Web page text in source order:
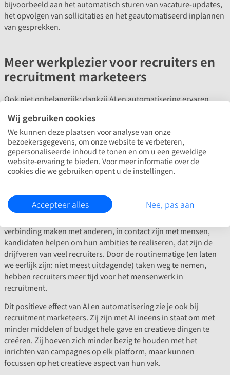
bijvoorbeeld aan het automatisch sturen van vacature-updates,
het opvolgen van sollicitaties en het geautomatiseerd inplannen
van gesprekken.
Meer werkplezier voor recruiters en
recruitment marketeers
Ook niet onbelangrijk: dankzij AI en automatisering ervaren
medewerkers zijn productiever, succesvoller en blijven langer bij
je organisatie. Dat blijkt onder andere uit onderzoeken van
ForbesenOxford University.
Zonder AI en automations omvat het werk als recruiter of
recruitment marketeer veel routinematige taken, zoals het
searches, updaten van profielen en het uitwerken van
gespreksverslagen. Dat is niet waarom veel recruiters dit vak
verbinding maken met anderen, in contact zijn met mensen,
kandidaten helpen om hun ambities te realiseren, dat zijn de
drijfveren van veel recruiters. Door de routinematige (en laten
we eerlijk zijn: niet meest uitdagende) taken weg te nemen,
hebben recruiters meer tijd voor het mensenwerk in
recruitment.
Dit positieve effect van AI en automatisering zie je ook bij
recruitment marketeers. Zij zijn met AI ineens in staat om met
minder middelen of budget hele gave en creatieve dingen te
creëren. Zij hoeven zich minder bezig te houden met het
inrichten van campagnes op elk platform, maar kunnen
focussen op het creatieve aspect van hun vak.
Wij gebruiken cookies
We kunnen deze plaatsen voor analyse van onze
bezoekersgegevens, om onze website te verbeteren,
gepersonaliseerde inhoud te tonen en om u een geweldige
website-ervaring te bieden. Voor meer informatie over de
cookies die we gebruiken opent u de instellingen.
Accepteer alles Nee, pas aan